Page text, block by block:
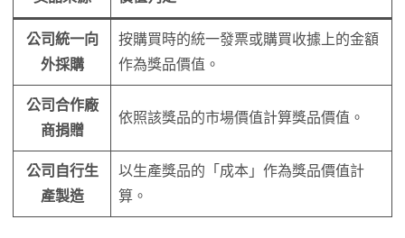
公司統一向
外採購
按購買時的統一發票或購買收據上的金額
作為獎品價值。
公司合作廠
商捐贈
依照該獎品的市場價值計算獎品價值。
公司自行生
產製造
以生產獎品的「成本」作為獎品價值計
算。